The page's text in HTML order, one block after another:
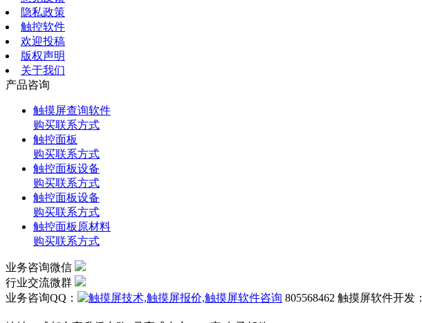
隐私政策
触控软件
欢迎投稿
版权声明
关于我们
产品咨询
触摸屏查询软件
购买联系方式
触控面板
购买联系方式
触控面板设备
购买联系方式
触控面板设备
购买联系方式
触控面板原材料
购买联系方式
业务咨询微信
行业交流微群
业务咨询QQ：
805568462 触摸屏软件开发：